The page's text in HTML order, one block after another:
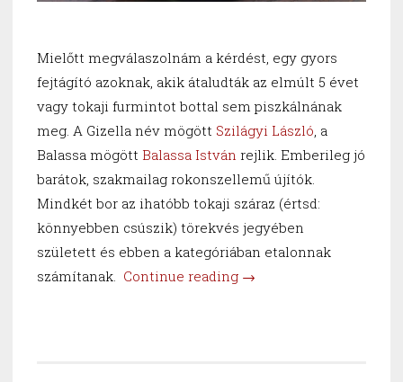
Mielőtt megválaszolnám a kérdést, egy gyors
fejtágító azoknak, akik átaludták az elmúlt 5 évet
vagy tokaji furmintot bottal sem piszkálnának
meg. A Gizella név mögött Szilágyi László, a
Balassa mögött Balassa István rejlik. Emberileg jó
barátok, szakmailag rokonszellemű újítók.
Mindkét bor az ihatóbb tokaji száraz (értsd:
könnyebben csúszik) törekvés jegyében
született és ebben a kategóriában etalonnak
számítanak. Continue reading “Mi
→